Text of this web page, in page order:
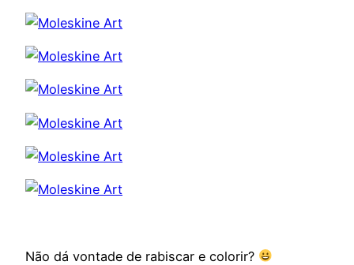
Não dá vontade de rabiscar e colorir?